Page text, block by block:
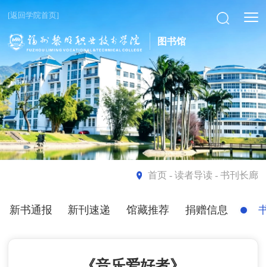
[返回学院首页]
图书馆
首页- 读者导读 - 书刊长廊
新书通报 新刊速递 馆藏推荐 捐赠信息